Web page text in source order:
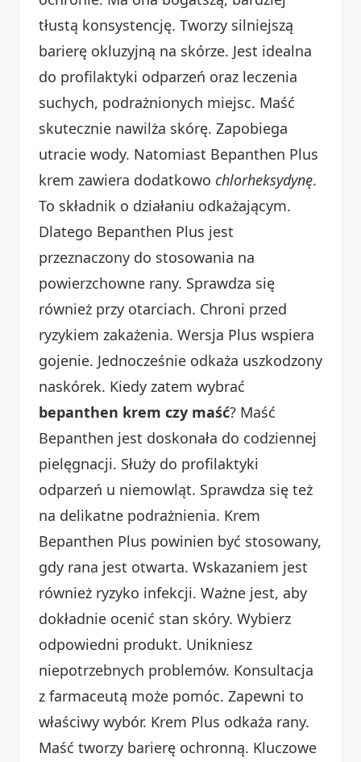
tłustą konsystencję. Tworzy silniejszą
barierę okluzyjną na skórze. Jest idealna
do profilaktyki odparzeń oraz leczenia
suchych, podrażnionych miejsc. Maść
skutecznie nawilża skórę. Zapobiega
utracie wody. Natomiast Bepanthen Plus
krem zawiera dodatkowo chlorheksydynę.
To składnik o działaniu odkażającym.
Dlatego Bepanthen Plus jest
przeznaczony do stosowania na
powierzchowne rany. Sprawdza się
również przy otarciach. Chroni przed
ryzykiem zakażenia. Wersja Plus wspiera
gojenie. Jednocześnie odkaża uszkodzony
naskórek. Kiedy zatem wybrać
bepanthen krem czy maść? Maść
Bepanthen jest doskonała do codziennej
pielęgnacji. Służy do profilaktyki
odparzeń u niemowląt. Sprawdza się też
na delikatne podrażnienia. Krem
Bepanthen Plus powinien być stosowany,
gdy rana jest otwarta. Wskazaniem jest
również ryzyko infekcji. Ważne jest, aby
dokładnie ocenić stan skóry. Wybierz
odpowiedni produkt. Unikniesz
niepotrzebnych problemów. Konsultacja
z farmaceutą może pomóc. Zapewni to
właściwy wybór. Krem Plus odkaża rany.
Maść tworzy barierę ochronną. Kluczowe